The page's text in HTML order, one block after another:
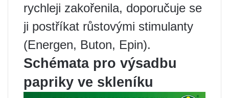
rychleji zakořenila, doporučuje se
ji postříkat růstovými stimulanty
(Energen, Buton, Epin).
Schémata pro výsadbu
papriky ve skleníku